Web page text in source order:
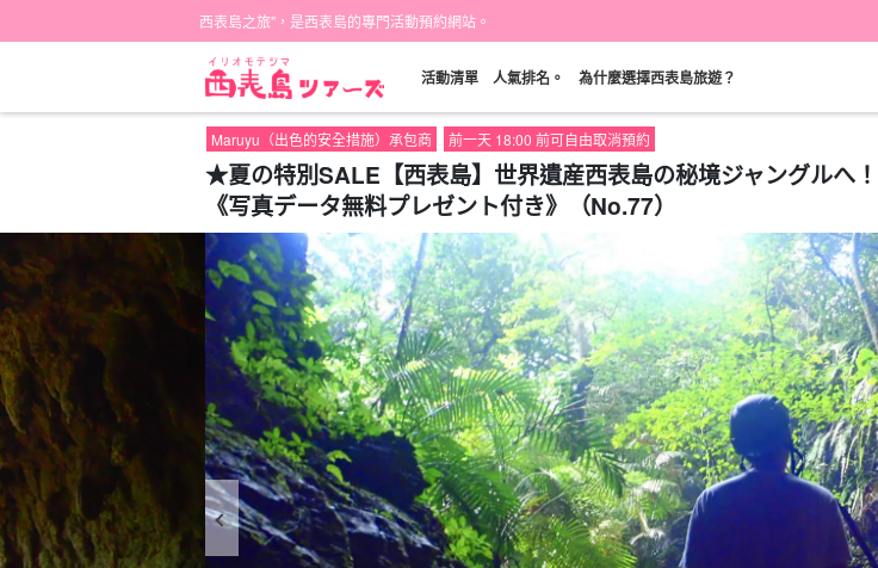
西表島之旅"，是西表島的專門活動預約網站。
活動清單 人氣排名。 為什麼選擇西表島旅遊？
Maruyu（出色的安全措施）承包商 前一天 18:00 前可自由取消預約
★夏の特別SALE【西表島】世界遺産西表島の秘境ジャングルへ
《写真データ無料プレゼント付き》（No.77）